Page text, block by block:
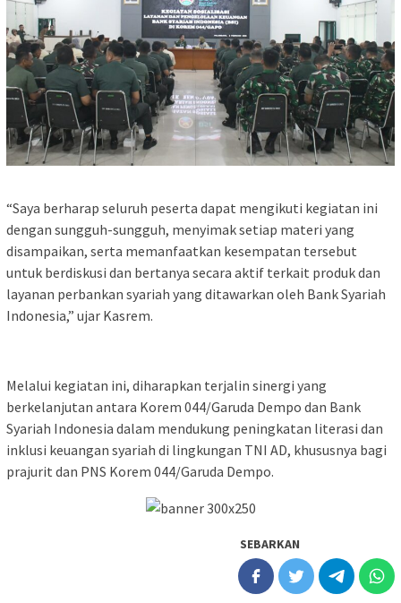
“Saya berharap seluruh peserta dapat mengikuti kegiatan ini
dengan sungguh-sungguh, menyimak setiap materi yang
disampaikan, serta memanfaatkan kesempatan tersebut
untuk berdiskusi dan bertanya secara aktif terkait produk dan
layanan perbankan syariah yang ditawarkan oleh Bank Syariah
Indonesia,” ujar Kasrem.
Melalui kegiatan ini, diharapkan terjalin sinergi yang
berkelanjutan antara Korem 044/Garuda Dempo dan Bank
Syariah Indonesia dalam mendukung peningkatan literasi dan
inklusi keuangan syariah di lingkungan TNI AD, khususnya bagi
prajurit dan PNS Korem 044/Garuda Dempo.
SEBARKAN